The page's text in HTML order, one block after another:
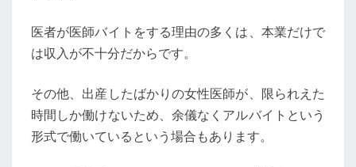
医者が医師バイトをする理由の多くは、本業だけで
は収入が不十分だからです。
その他、出産したばかりの女性医師が、限られえた
時間しか働けないため、余儀なくアルバイトという
形式で働いているという場合もあります。